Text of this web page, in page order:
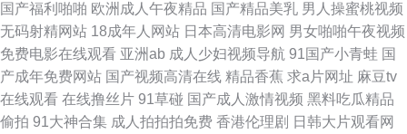
频免费 久久伊人青青 91n小视频 国产不卡在线一区 微拍福利92 97九色成人
色五月精品在线导航 97超碰成人网址 日韩性爱建材有限公司 97亚洲精品成
人 欧美一久久 91精东久久 精品久热在线观看 影音先锋七区 蜜桃视频免费看
国产福利啪啪 欧洲成人午夜精品 国产精品美乳 男人操蜜桃视频
无码射精网站 18成年人网站 日本高清电影网 男女啪啪午夜视频
免费电影在线观看 亚洲ab 成人少妇视频导航 91国产小青蛙 国
产成年免费网站 国产视频高清在线 精品香蕉 求a片网址 麻豆tv
在线观看 在线撸丝片 91草碰 国产成人激情视频 黑料吃瓜精品
偷拍 91大神合集 成人拍拍拍免费 香港伦理剧 日韩大片观看网